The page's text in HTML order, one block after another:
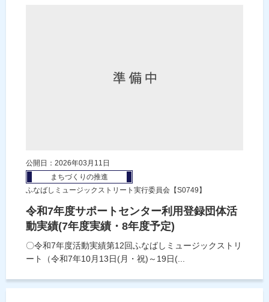
公開日：2026年03月11日
まちづくりの推進
ふなばしミュージックストリート実行委員会【S0749】
令和7年度サポートセンター利用登録団体活
動実績(7年度実績・8年度予定)
〇令和7年度活動実績第12回ふなばしミュージックストリ
ート（令和7年10月13日(月・祝)～19日(...